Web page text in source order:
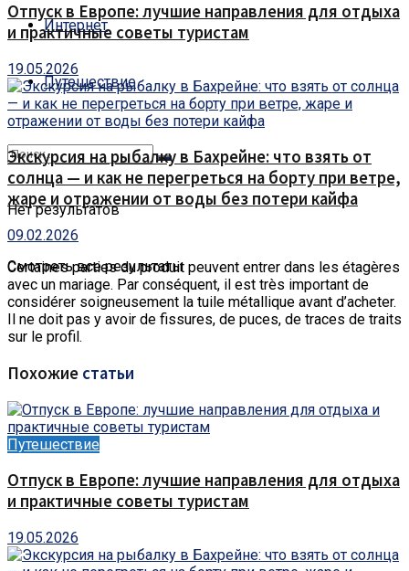
Интернет
Путешествие
Нет результатов
Смотреть все результаты
Отпуск в Европе: лучшие направления для отдыха
и практичные советы туристам
19.05.2026
Экскурсия на рыбалку в Бахрейне: что взять от
солнца — и как не перегреться на борту при ветре,
жаре и отражении от воды без потери кайфа
09.02.2026
Certaines parties du produit peuvent entrer dans les étagères
avec un mariage. Par conséquent, il est très important de
considérer soigneusement la tuile métallique avant d’acheter.
Il ne doit pas y avoir de fissures, de puces, de traces de traits
sur le profil.
Похожие статьи
Путешествие
Отпуск в Европе: лучшие направления для отдыха
и практичные советы туристам
19.05.2026